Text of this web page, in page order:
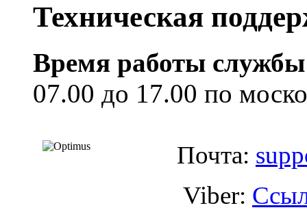
Техническая
Время работы службы
07.00 до 17.00 по
Почта:
Viber: